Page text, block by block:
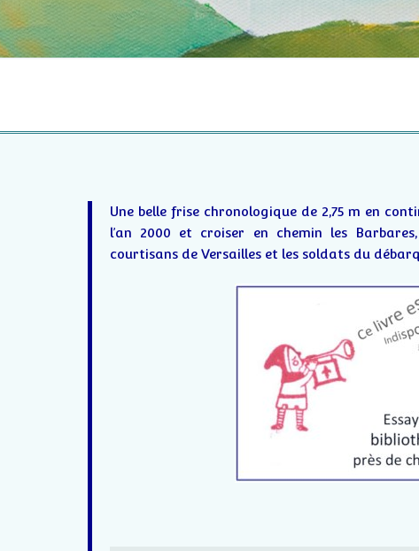
Une belle frise chronologique de 2,75 m en
l’an 2000 et croiser en chemin les
courtisans de Versailles et les soldats du